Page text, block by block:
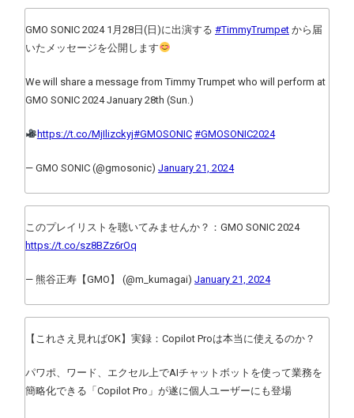
GMO SONIC 2024 1月28日(日)に出演する #TimmyTrumpet から届
いたメッセージを公開します
We will share a message from Timmy Trumpet who will perform at
GMO SONIC 2024 January 28th (Sun.)
https://t.co/MjIlizckyj#GMOSONIC #GMOSONIC2024
— GMO SONIC (@gmosonic) January 21, 2024
このプレイリストを聴いてみませんか？：GMO SONIC 2024
https://t.co/sz8BZz6rOq
— 熊谷正寿【GMO】 (@m_kumagai) January 21, 2024
【これさえ見ればOK】実録：Copilot Proは本当に使えるのか？
パワポ、ワード、エクセル上でAIチャットボットを使って業務を
簡略化できる「Copilot Pro」が遂に個人ユーザーにも登場